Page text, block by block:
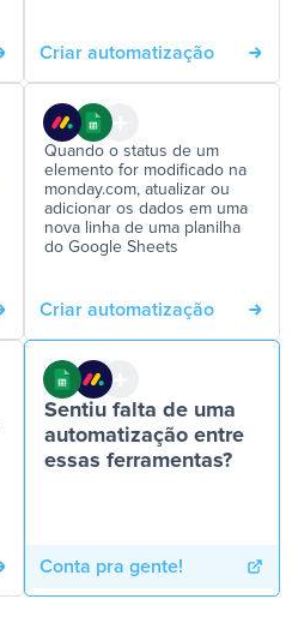
Criar automatização
Quando o status de um
elemento for modificado na
monday.com, atualizar ou
adicionar os dados em uma
nova linha de uma planilha
do Google Sheets
Criar automatização
Sentiu falta de uma
automatização entre
essas ferramentas?
Conta pra gente!